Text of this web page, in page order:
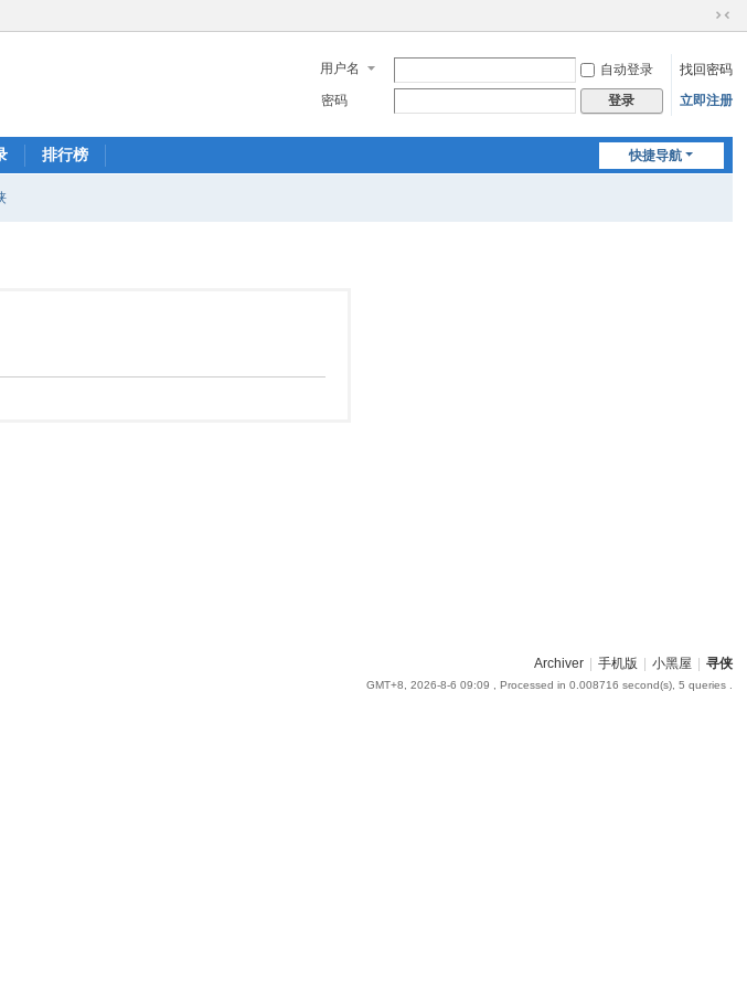
切
到
窄
用户名 自动登录
找回密码
密码
登录 立即注册
快捷导航
排行榜
Archiver 手机版 小黑屋 寻侠
GMT+8, 2026-8-6 09:09 , Processed in 0.008716 second(s), 5 queries .